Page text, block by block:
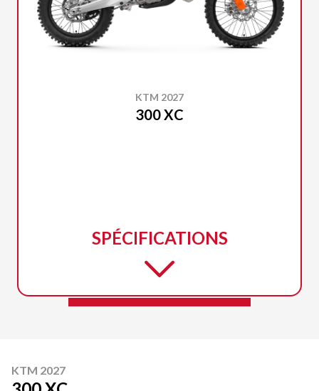
KTM 2027
300 XC
SPÉCIFICATIONS
KTM 2027